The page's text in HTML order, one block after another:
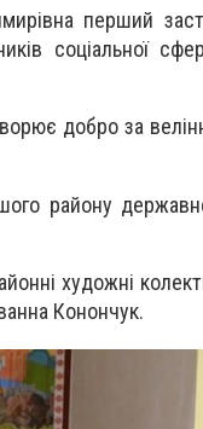
перший
соціальної
добро за
району
художні
Конончук.